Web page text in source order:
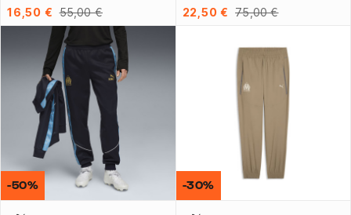
16,50 € 55,00 € 22,50 € 75,00 €
-50% -30%